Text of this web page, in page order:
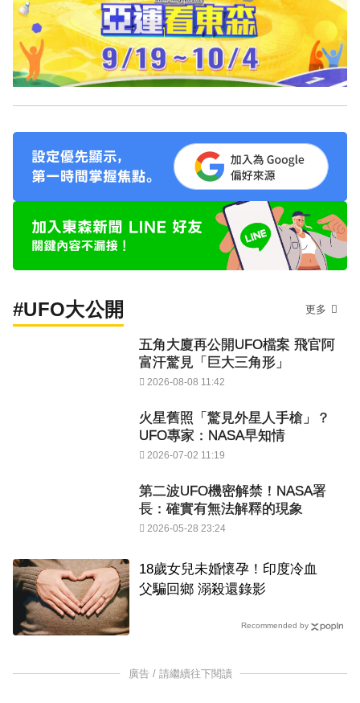
#UFO大公開 更多
五角大廈再公開UFO檔案 飛官阿
富汗驚見「巨大三角形」
2026-08-08 11:42
火星舊照「驚見外星人手槍」？
UFO專家：NASA早知情
2026-07-02 11:19
第二波UFO機密解禁！NASA署
長：確實有無法解釋的現象
2026-05-28 23:24
18歲女兒未婚懷孕！印度冷血
父騙回鄉 溺殺還錄影
Recommended by
廣告 / 請繼續往下閱讀